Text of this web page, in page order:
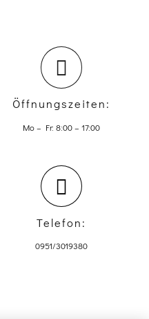
Öffnungszeiten:
Mo – Fr: 8:00 – 17:00
Telefon:
0951/3019380